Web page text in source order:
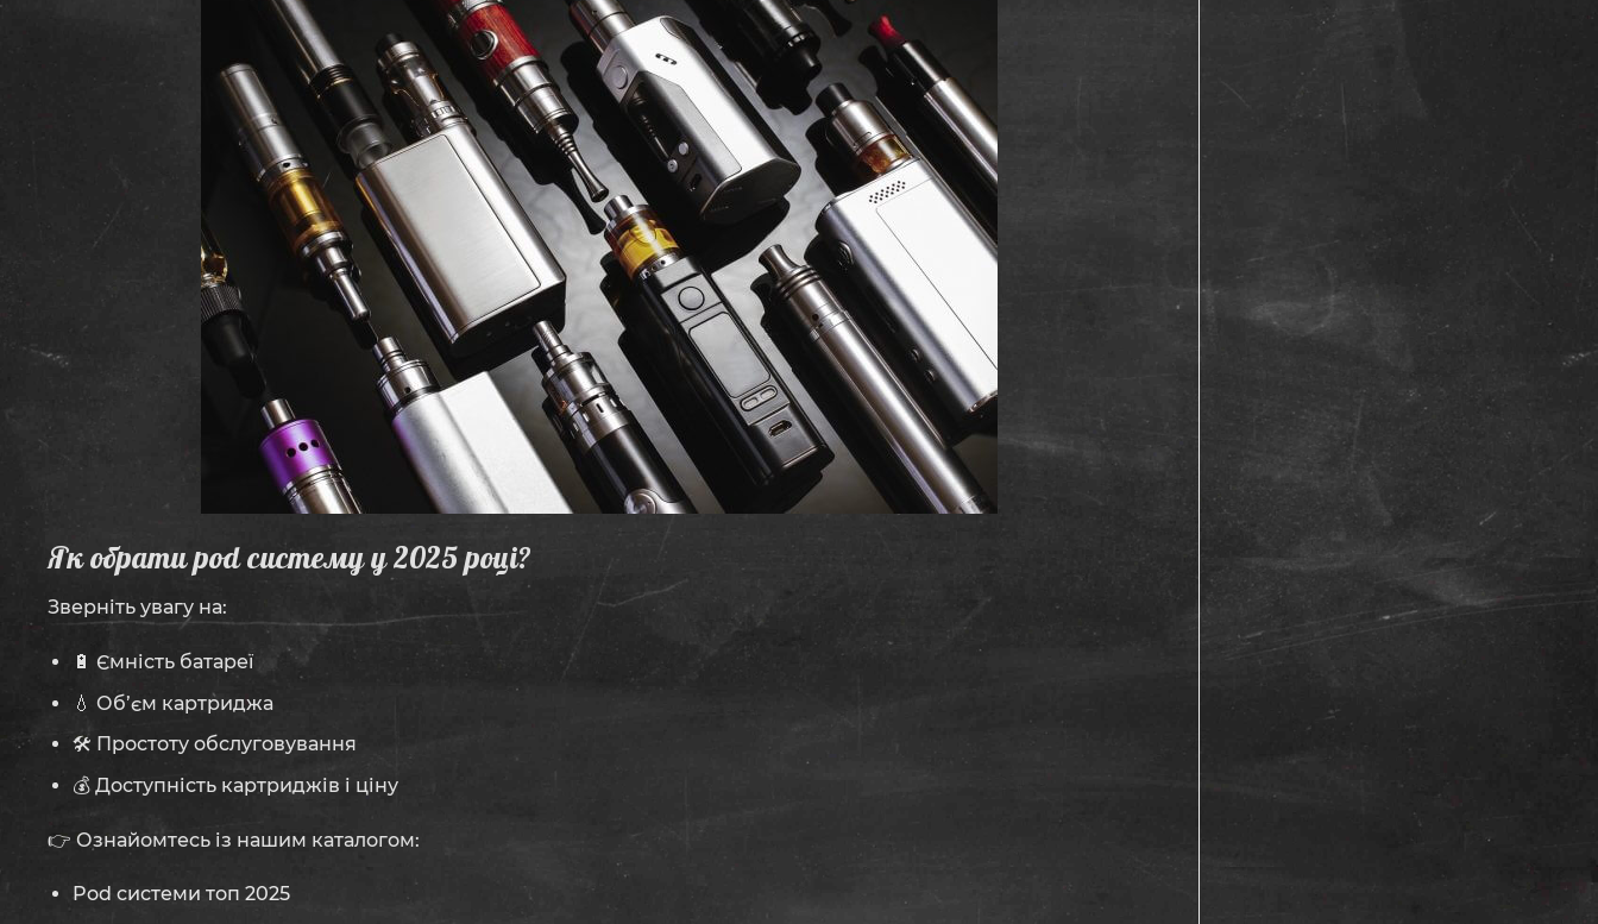
Як обрати pod систему у 2025 році?
Зверніть увагу на:
🔋 Ємність батареї
💧 Об’єм картриджа
🛠️ Простоту обслуговування
💰 Доступність картриджів і ціну
👉 Ознайомтесь із нашим каталогом:
Pod системи топ 2025